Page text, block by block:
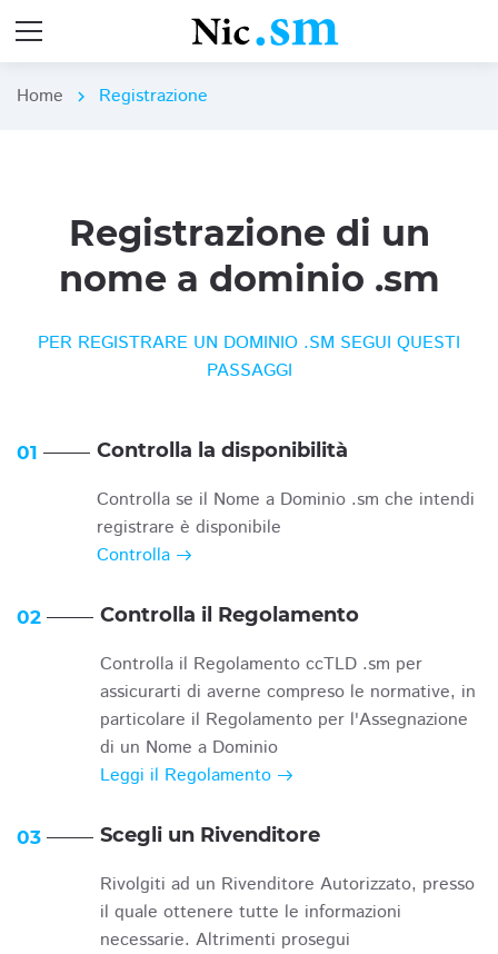
Home chevron_right Registrazione
Registrazione di un
nome a dominio .sm
PER REGISTRARE UN DOMINIO .SM SEGUI QUESTI
PASSAGGI
01 Controlla la disponibilità
Controlla se il Nome a Dominio .sm che intendi
registrare è disponibile
Controlla
02 Controlla il Regolamento
Controlla il Regolamento ccTLD .sm per
assicurarti di averne compreso le normative, in
particolare il Regolamento per l'Assegnazione
di un Nome a Dominio
Leggi il Regolamento
03 Scegli un Rivenditore
Rivolgiti ad un Rivenditore Autorizzato, presso
il quale ottenere tutte le informazioni
necessarie. Altrimenti prosegui